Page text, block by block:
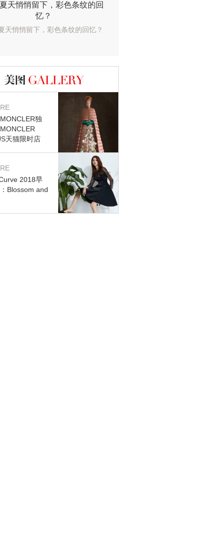
天悄悄留下，彩色条纹的回
忆？
天悄悄留下，彩色条纹的回忆？
图库
独
天猫限时店
2018早
Blossom and